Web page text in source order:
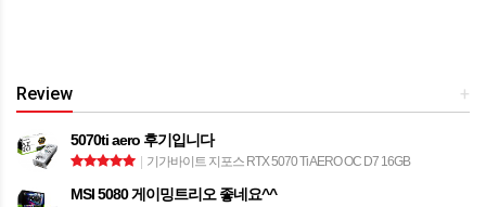
+
Review
5070ti aero 후기입니다
기가바이트 지포스 RTX 5070 Ti AERO OC D7 16GB
MSI 5080 게이밍트리오 좋네요^^